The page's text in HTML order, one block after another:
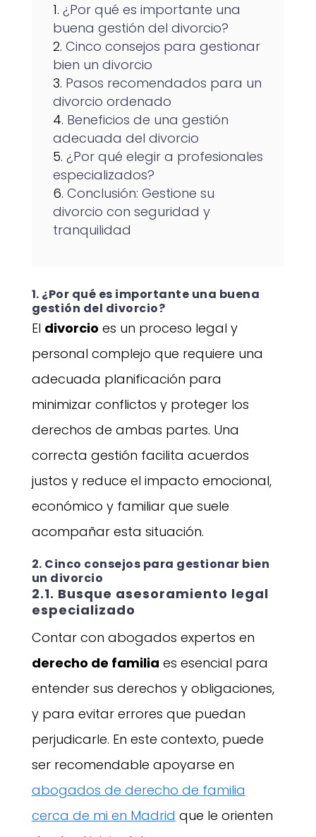
¿Por qué es importante una
buena gestión del divorcio?
Cinco consejos para gestionar
bien un divorcio
Pasos recomendados para un
divorcio ordenado
Beneficios de una gestión
adecuada del divorcio
¿Por qué elegir a profesionales
especializados?
Conclusión: Gestione su
divorcio con seguridad y
tranquilidad
1. ¿Por qué es importante una buena
gestión del divorcio?
El divorcio es un proceso legal y
personal complejo que requiere una
adecuada planificación para
minimizar conflictos y proteger los
derechos de ambas partes. Una
correcta gestión facilita acuerdos
justos y reduce el impacto emocional,
económico y familiar que suele
acompañar esta situación.
2. Cinco consejos para gestionar bien
un divorcio
2.1. Busque asesoramiento legal
especializado
Contar con abogados expertos en
derecho de familia es esencial para
entender sus derechos y obligaciones,
y para evitar errores que puedan
perjudicarle. En este contexto, puede
ser recomendable apoyarse en
abogados de derecho de familia
cerca de mi en Madrid que le orienten